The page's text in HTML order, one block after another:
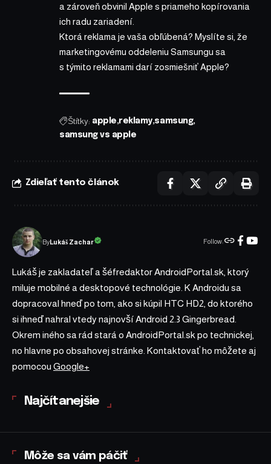
a zároveň obvinil Apple s priameho kopírovania
ich radu zariadení.
Ktorá reklama je vaša obľúbená? Myslíte si, že
marketingovému oddeleniu Samsungu sa
s týmito reklamami darí zosmiešniť Apple?
Štítky: apple reklamy samsung
samsung vs apple
Zdieľať tento článok
ByLukáš Zachar Follow:
Lukáš je zakladateľ a šéfredaktor AndroidPortal.sk, ktorý
miluje mobilné a desktopové technológie. K Androidu sa
dopracoval hneď po tom, ako si kúpil HTC HD2, do ktorého
si ihneď nahral vtedy najnovší Android 2.3 Gingerbread.
Okrem iného sa rád stará o AndroidPortal.sk po technickej,
no hlavne po obsahovej stránke. Kontaktovať ho môžete aj
pomocou Google+
Najčítanejšie
Môže sa vám páčiť